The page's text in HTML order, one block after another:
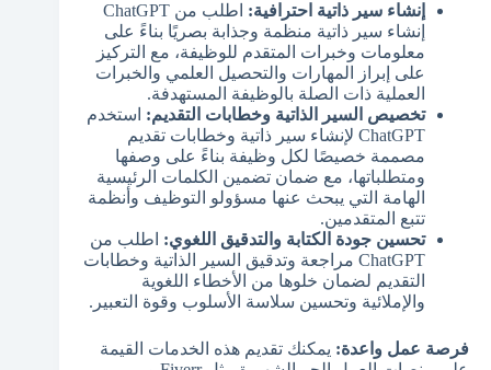
إنشاء سير ذاتية احترافية:
اطلب من ChatGPT
إنشاء سير ذاتية منظمة وجذابة بصريًا بناءً على
معلومات وخبرات المتقدم للوظيفة، مع التركيز
على إبراز المهارات والتحصيل العلمي والخبرات
العملية ذات الصلة بالوظيفة المستهدفة.
تخصيص السير الذاتية وخطابات التقديم: استخدم
ChatGPT لإنشاء سير ذاتية وخطابات تقديم
مصممة خصيصًا لكل وظيفة بناءً على وصفها
ومتطلباتها، مع ضمان تضمين الكلمات الرئيسية
الهامة التي يبحث عنها مسؤولو التوظيف وأنظمة
تتبع المتقدمين.
تحسين جودة الكتابة والتدقيق اللغوي: اطلب من
ChatGPT مراجعة وتدقيق السير الذاتية وخطابات
التقديم لضمان خلوها من الأخطاء اللغوية
والإملائية وتحسين سلاسة الأسلوب وقوة التعبير.
فرصة عمل واعدة: يمكنك تقديم هذه الخدمات القيمة